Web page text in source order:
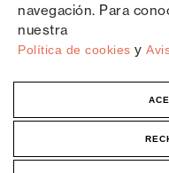
navegación. Para
nuestra
Política de cookies y